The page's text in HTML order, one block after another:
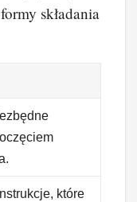
składania
które